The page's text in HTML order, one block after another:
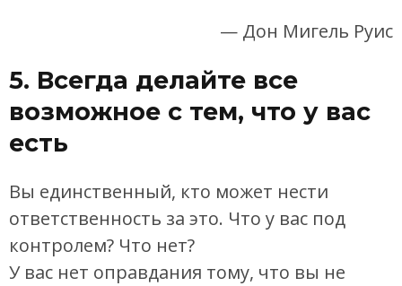
— Дон Мигель Руис
5. Всегда делайте все
возможное с тем, что у вас
есть
Вы единственный, кто может нести
ответственность за это. Что у вас под
контролем? Что нет?
У вас нет оправдания тому, что вы не